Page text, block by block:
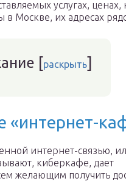
услугах, ценах,
в Москве, их адресах
[раскрыть]
«интернет-
интернет-связью,
киберкафе, дает
желающим получить